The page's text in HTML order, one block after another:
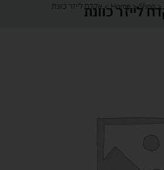
Home>Shop>
>אקדח לייזר כוונתלייזר כוונת